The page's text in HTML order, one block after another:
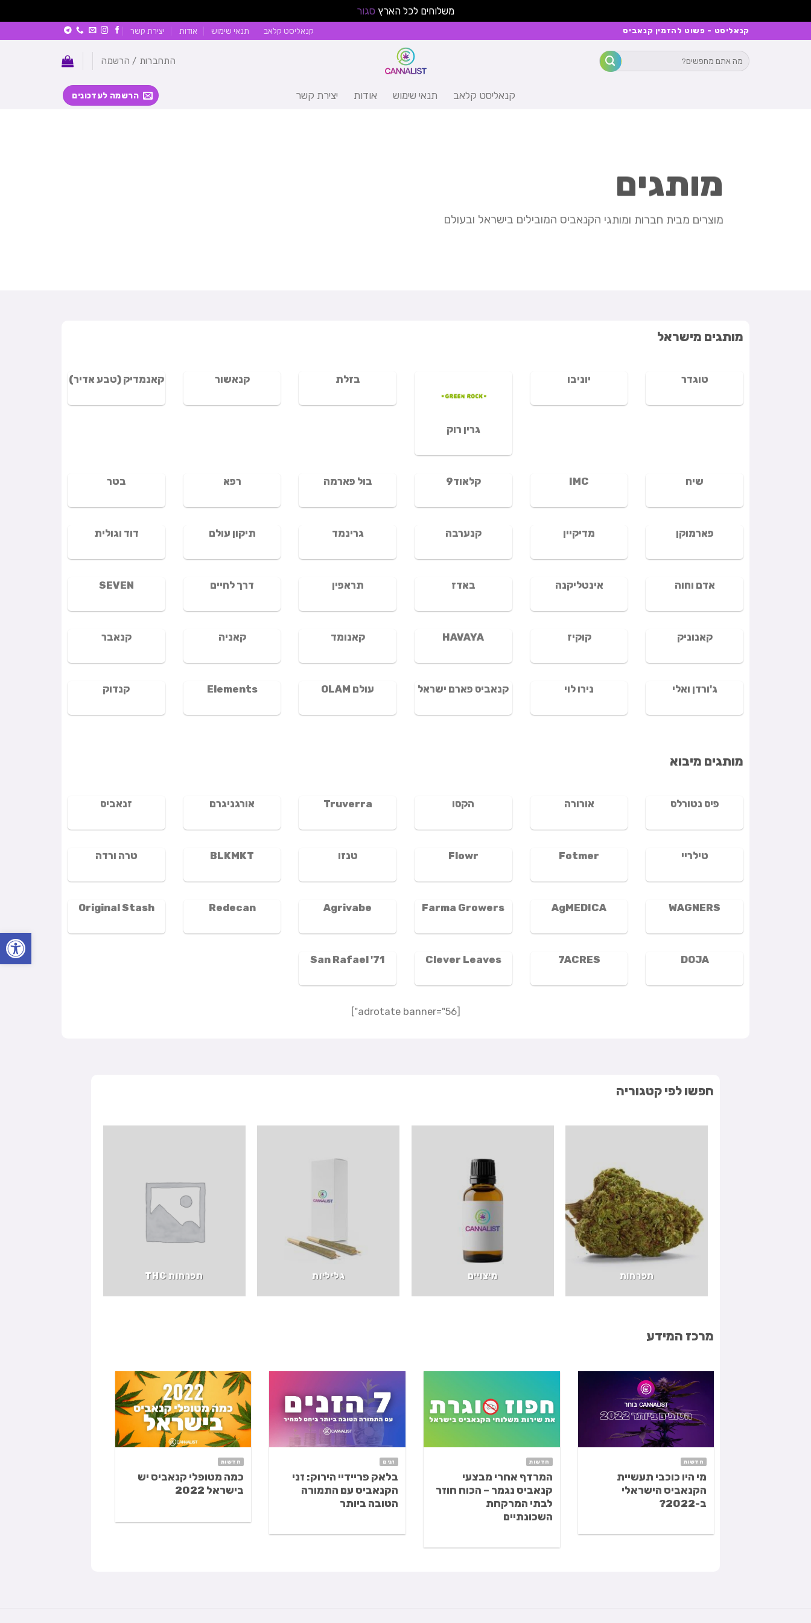
פתח
משלוחים לכל הארץ סגור
קנאליסט - פשוט להזמין קנאביס קנאליסט קלאב תנאי שימוש אודות יצירת קשר
חיפוש
עבור:
התחברות / הרשמה
קנאליסט קלאב תנאי שימוש אודות יצירת קשר הרשמה לעדכונים
מותגים
מוצרים מבית חברות ומותגי הקנאביס המובילים בישראל ובעולם
מותגים מישראל
טוגדר יוניבו
גרין רוק
בזלת קנאשור קאנמדיק (טבע אדיר)
שיח IMC קלאוד9 בול פארמה רפא בטר
פארמוקן מדיקיין קנערבה גרינמד תיקון עולם דוד וגולית
אדם וחוה אינטליקנה באדז תראפין דרך לחיים SEVEN
קאנוניק קוקיז HAVAYA קאנומד קאניה קנאבר
ג'ורדן ואלי נירו לוי קנאביס פארם ישראל עולם OLAM Elements קנדוק
מותגים מיבוא
פיס נטורלס אורורה הקסו Truverra אורגניגרם זנאביס
טילריי Fotmer
Flowr טנזו BLKMKT טרה ורדה
WAGNERS
AgMEDICA
Farma Growers
Agrivabe
Redecan
Original Stash
DOJA
7ACRES
Clever Leaves
San Rafael '71
[adrotate banner="56"]
חפשו לפי קטגוריה
תפרחות מיצויים גליליות תפרחות THC
מרכז המידע
חדשות
מי היו כוכבי תעשיית
הקנאביס הישראלי
ב-2022?
חדשות
המרדף אחרי מבצעי
קנאביס נגמר – הכוח חוזר
לבתי המרקחת
השכונתיים
זנים
בלאק פריידיי הירוק: זני
הקנאביס עם התמורה
הטובה ביותר
חדשות
כמה מטופלי קנאביס יש
בישראל 2022